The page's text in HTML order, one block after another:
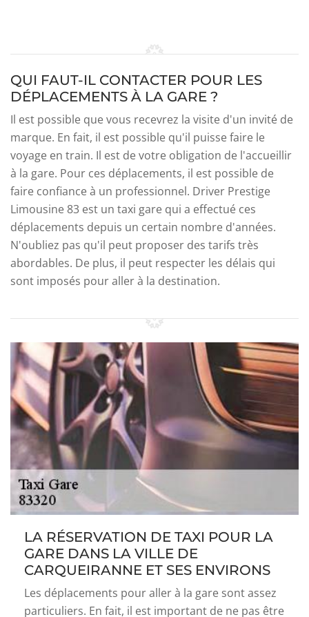
QUI FAUT-IL CONTACTER POUR LES
DÉPLACEMENTS À LA GARE ?
Il est possible que vous recevrez la visite d'un invité de
marque. En fait, il est possible qu'il puisse faire le
voyage en train. Il est de votre obligation de l'accueillir
à la gare. Pour ces déplacements, il est possible de
faire confiance à un professionnel. Driver Prestige
Limousine 83 est un taxi gare qui a effectué ces
déplacements depuis un certain nombre d'années.
N'oubliez pas qu'il peut proposer des tarifs très
abordables. De plus, il peut respecter les délais qui
sont imposés pour aller à la destination.
LA RÉSERVATION DE TAXI POUR LA
GARE DANS LA VILLE DE
CARQUEIRANNE ET SES ENVIRONS
Les déplacements pour aller à la gare sont assez
particuliers. En fait, il est important de ne pas être